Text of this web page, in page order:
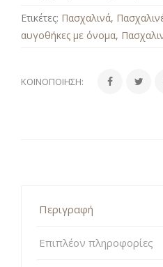
Ετικέτες: Πασχαλινά,
αυγοθήκες με όνομα,
ΚΟΙΝΟΠΟΊΗΣΗ:
Περιγραφή
Επιπλέον πληροφορίες